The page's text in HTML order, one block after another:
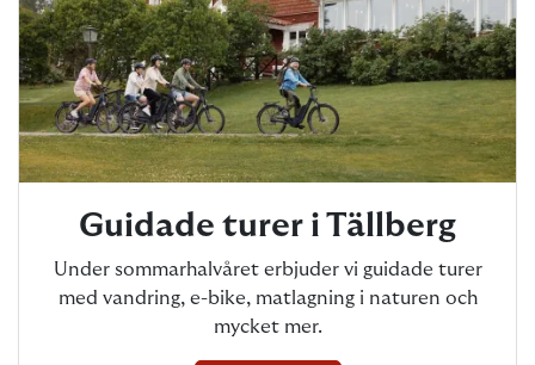
Guidade turer i Tällberg
Under sommarhalvåret erbjuder vi guidade turer
med vandring, e-bike, matlagning i naturen och
mycket mer.